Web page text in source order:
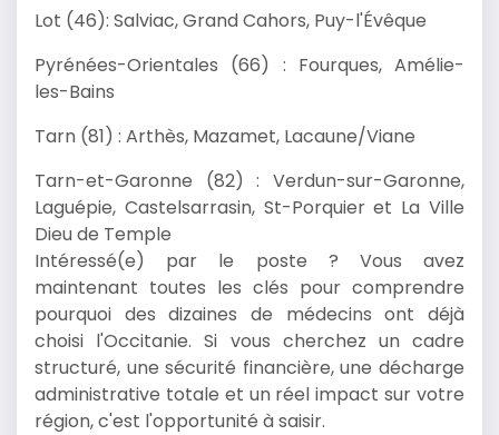
Lot (46): Salviac, Grand Cahors, Puy-l'Évêque
Pyrénées-Orientales (66) : Fourques, Amélie-
les-Bains
Tarn (81) : Arthès, Mazamet, Lacaune/Viane
Tarn-et-Garonne (82) : Verdun-sur-Garonne,
Laguépie, Castelsarrasin, St-Porquier et La Ville
Dieu de Temple
Intéressé(e) par le poste ? Vous avez
maintenant toutes les clés pour comprendre
pourquoi des dizaines de médecins ont déjà
choisi l'Occitanie. Si vous cherchez un cadre
structuré, une sécurité financière, une décharge
administrative totale et un réel impact sur votre
région, c'est l'opportunité à saisir.